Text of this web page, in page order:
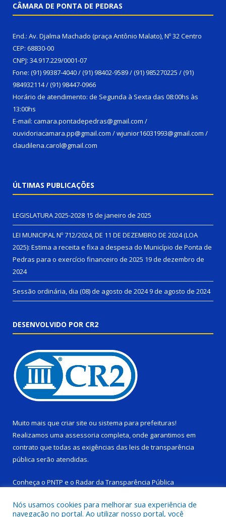
CÂMARA DE PONTA DE PEDRAS
End.: Av. Djalma Machado (praça Antônio Malato), Nº 32 Centro
CEP: 68830-00
CNPJ: 34.917.229/0001-07
Fone: (91) 99387-4040 / (91) 98402-9589 / (91) 985270225 / (91)
984932114 / (91) 98447-0966
Horário de atendimento: de Segunda à Sexta das 08:00hs às
13:00hs
E-mail: camara.pontadepedras@gmail.com /
ouvidoriacamara.pp@gmail.com / wjunior16031993@gmail.com /
claudilena.carol@gmail.com
ÚLTIMAS PUBLICAÇÕES
LEGISLATURA 2025-2028 15 de janeiro de 2025
LEI MUNICIPAL Nº 712/2024, DE 11 DE DEZEMBRO DE 2024 (LOA
2025): Estima a receita e fixa a despesa do Município de Ponta de
Pedras para o exercício financeiro de 2025 19 de dezembro de
2024
Sessão ordinária, dia (08) de agosto de 20249 de agosto de 2024
DESENVOLVIDO POR CR2
Muito mais que criar site ou sistema para prefeituras!
Realizamos uma assessoria completa, onde garantimos em
contrato que todas as exigências das leis de transparência
pública serão atendidas.
Conheça o PNTP e o Radar da Transparência Pública
Nós usamos cookies para melhorar sua experiência de
navegação no portal. Ao utilizar nosso portal, você